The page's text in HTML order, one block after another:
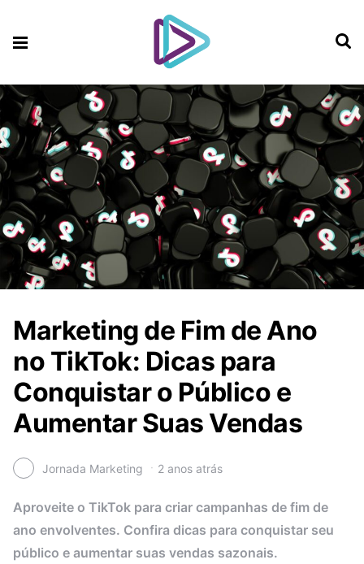
Marketing de Fim de Ano
no TikTok: Dicas para
Conquistar o Público e
Aumentar Suas Vendas
Jornada Marketing 2 anos atrás
Aproveite o TikTok para criar campanhas de fim de
ano envolventes. Confira dicas para conquistar seu
público e aumentar suas vendas sazonais.